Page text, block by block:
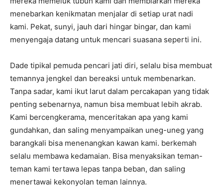
menebarkan kenikmatan menjalar di setiap urat nadi
kami. Pekat, sunyi, jauh dari hingar bingar, dan kami
menyengaja datang untuk mencari suasana seperti ini.
Dade tipikal pemuda pencari jati diri, selalu bisa membuat
temannya jengkel dan bereaksi untuk membenarkan.
Tanpa sadar, kami ikut larut dalam percakapan yang tidak
penting sebenarnya, namun bisa membuat lebih akrab.
Kami bercengkerama, menceritakan apa yang kami
gundahkan, dan saling menyampaikan uneg-uneg yang
barangkali bisa menenangkan kawan kami. berkemah
selalu membawa kedamaian. Bisa menyaksikan teman-
teman kami tertawa lepas tanpa beban, dan saling
menertawai kekonyolan teman lainnya.